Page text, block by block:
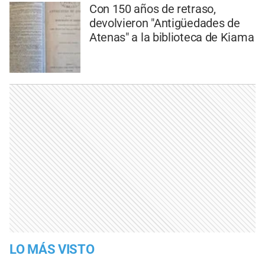
Con 150 años de retraso,
devolvieron "Antigüedades de
Atenas" a la biblioteca de Kiama
LO MÁS VISTO